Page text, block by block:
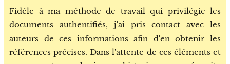
Fidèle à ma méthode de travail qui privilégie les
documents authentifiés, j'ai pris contact avec les
auteurs de ces informations afin d'en obtenir les
références précises. Dans l'attente de ces éléments et